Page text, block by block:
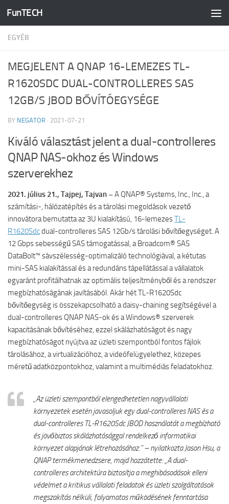
Skip to content
FunTECH
EGYÉB
MEGJELENT A QNAP 16-LEMEZES TL-
R1620SDC DUAL-CONTROLLERES SAS
12GB/S JBOD BŐVÍTÓEGYSÉGE
BY NEGATOR · 2021-07-21
Kiváló választást jelent a dual-controlleres
QNAP NAS-okhoz és Windows
szerverekhez
2021. július 21., Tajpej, Tajvan –A QNAP® Systems, Inc., Inc., a
számítási-, hálózatépítés és a tárolási megoldások vezető
innovátora bemutatta az 3U kialakítású, 16-lemezesTL-
R1620Sdcdual-controlleres SAS 12Gb/s tárolási bővítőegységet. A
12 Gbps sebességű SAS támogatással, a Broadcom® SAS
DataBolt™ sávszélesség-optimalizáló technológiával, a kétutas
mini-SAS kialakítással és a redundáns tápellátással a vállalatok
egyaránt profitálhatnak az optimális teljesítményből és a rendszer
megbízhatóságának javításából. Akár hét TL-R1620Sdc
bővítőegység is összekapcsolható a daisy-chaining segítségével a
dual-controlleres QNAP NAS-ok és a Windows® szerverek
kapacitásának bővítéséhez, ezzel skálázhatóságot és nagy
megbízhatóságot nyújtva az üzleti szempontból fontos fájlok
tárolásához, a virtualizációhoz, a videófelügyelethez, közepes
méretű adatközpontokhoz, valamint a multimédiás feladatokhoz.
„Az üzleti szempontból elengedhetetlen nagyvállalati
környezetek esetén javasoljuk egy dual-controlleres NAS és a
dual-controlleres TL-R1620Sdc JBOD használatát a megbízható
és jövőbiztos skálázhatósággal rendelkező informatikai
környezet alapjának létrehozásához.” – nyilatkozta Jason Hsu, a
QNAP termékmenedzsere, majd hozzátette: „A dual-
controlleres architektúra biztosítja a meghibásodások elleni
védelmet a kritikus vállalati feladatok és üzleti szolgáltatások
megszakítás nélküli, folyamatos működésének fenntartása